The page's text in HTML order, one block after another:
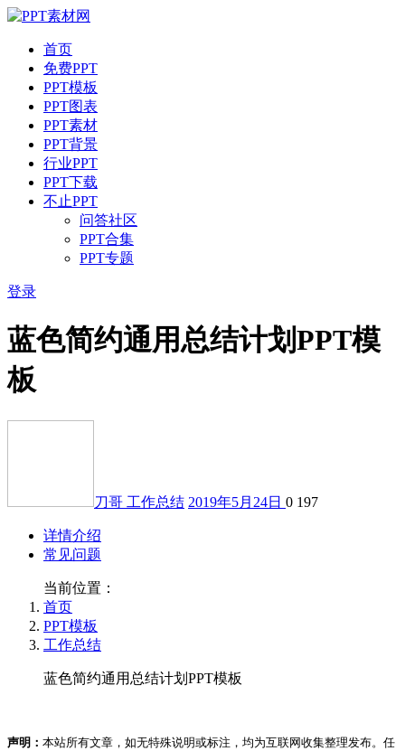
首页
免费PPT
PPT模板
PPT图表
PPT素材
PPT背景
行业PPT
PPT下载
不止PPT
问答社区
PPT合集
PPT专题
登录
蓝色简约通用总结计划PPT模
板
刀哥 工作总结 2019年5月24日 0 197
详情介绍
常见问题
当前位置：
首页
PPT模板
工作总结
蓝色简约通用总结计划PPT模板
声明： 本站所有文章，如无特殊说明或标注，均为互联网收集整理发布。任